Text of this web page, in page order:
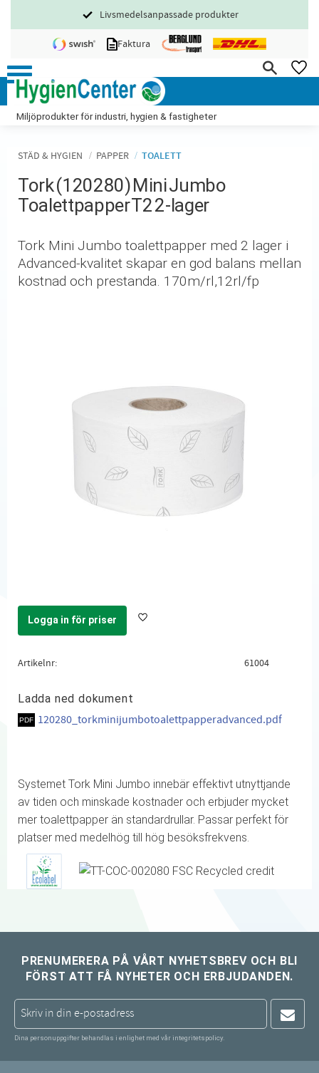
Meny
Livsmedelsanpassade produkter
Faktura
Miljöprodukter för industri, hygien & fastigheter
STÄD & HYGIEN PAPPER TOALETT
Tork (120280) Mini Jumbo
Toalettpapper T2 2-lager
Tork Mini Jumbo toalettpapper med 2 lager i
Advanced-kvalitet skapar en god balans mellan
kostnad och prestanda. 170m/rl,12rl/fp
Logga in för priser Lägg till i favoriter
Artikelnr 61004
Ladda ned dokument
120280_torkminijumbotoalettpapperadvanced.pdf
Systemet Tork Mini Jumbo innebär effektivt utnyttjande
av tiden och minskade kostnader och erbjuder mycket
mer toalettpapper än standardrullar. Passar perfekt för
platser med medelhög till hög besöksfrekvens.
PRENUMERERA PÅ VÅRT NYHETSBREV OCH BLI
FÖRST ATT FÅ NYHETER OCH ERBJUDANDEN.
Dina personuppgifter behandlas i enlighet med vår integritetspolicy.